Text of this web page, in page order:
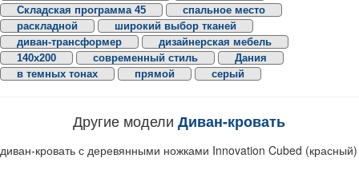
Складская программа 45
спальное место
раскладной
широкий выбор тканей
диван-трансформер
дизайнерская мебель
140х200
современный стиль
Дания
в темных тонах
прямой серый
Другие моделиДиван-кровать
диван-кровать с деревянными ножками Innovation Cubed (красный)